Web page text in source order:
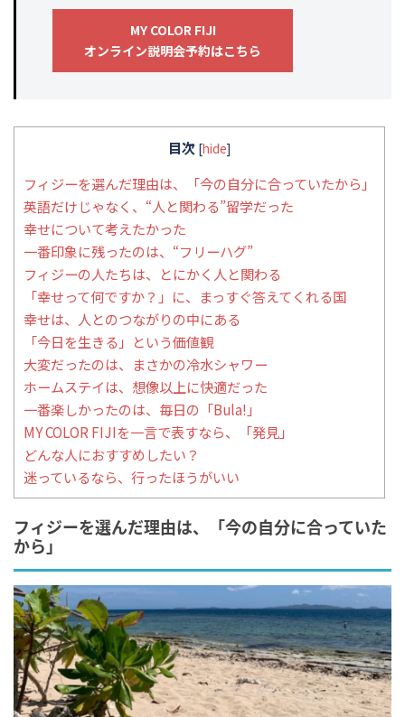
MY COLOR FIJI
オンライン説明会予約はこちら
目次 [hide]
フィジーを選んだ理由は、「今の自分に合っていたから」
英語だけじゃなく、“人と関わる”留学だった
幸せについて考えたかった
一番印象に残ったのは、“フリーハグ”
フィジーの人たちは、とにかく人と関わる
「幸せって何ですか？」に、まっすぐ答えてくれる国
幸せは、人とのつながりの中にある
「今日を生きる」という価値観
大変だったのは、まさかの冷水シャワー
ホームステイは、想像以上に快適だった
一番楽しかったのは、毎日の「Bula!」
MY COLOR FIJIを一言で表すなら、「発見」
どんな人におすすめしたい？
迷っているなら、行ったほうがいい
フィジーを選んだ理由は、「今の自分に合っていた
から」